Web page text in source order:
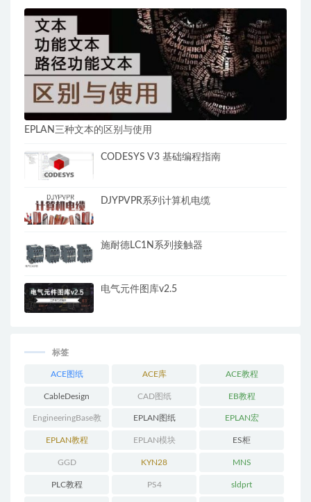
EPLAN三种文本的区别与使用
CODESYS V3 基础编程指南
DJYPVPR系列计算机电缆
施耐德LC1N系列接触器
电气元件图库v2.5
标签
ACE图纸 ACE库 ACE教程
CableDesign CAD图纸 EB教程
EngineeringBase教
程
EPLAN图纸 EPLAN宏
EPLAN教程 EPLAN模块 ES柜
GGD KYN28 MNS
PLC教程 PS4 sldprt